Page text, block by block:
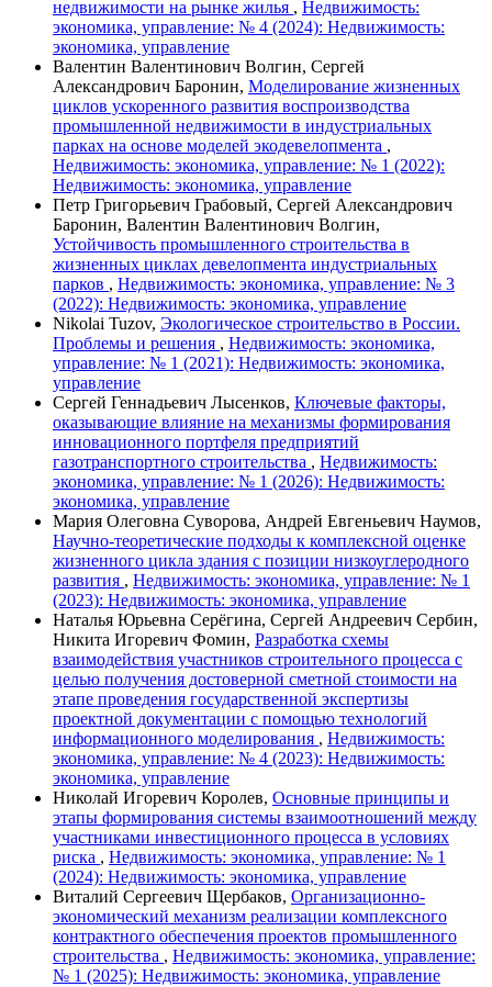
недвижимости на рынке жилья , Недвижимость:
экономика, управление: № 4 (2024): Недвижимость:
экономика, управление
Валентин Валентинович Волгин, Сергей
Александрович Баронин, Моделирование жизненных
циклов ускоренного развития воспроизводства
промышленной недвижимости в индустриальных
парках на основе моделей экодевелопмента ,
Недвижимость: экономика, управление: № 1 (2022):
Недвижимость: экономика, управление
Петр Григорьевич Грабовый, Сергей Александрович
Баронин, Валентин Валентинович Волгин,
Устойчивость промышленного строительства в
жизненных циклах девелопмента индустриальных
парков , Недвижимость: экономика, управление: № 3
(2022): Недвижимость: экономика, управление
Nikolai Tuzov, Экологическое строительство в России.
Проблемы и решения , Недвижимость: экономика,
управление: № 1 (2021): Недвижимость: экономика,
управление
Сергей Геннадьевич Лысенков, Ключевые факторы,
оказывающие влияние на механизмы формирования
инновационного портфеля предприятий
газотранспортного строительства , Недвижимость:
экономика, управление: № 1 (2026): Недвижимость:
экономика, управление
Мария Олеговна Суворова, Андрей Евгеньевич Наумов,
Научно-теоретические подходы к комплексной оценке
жизненного цикла здания с позиции низкоуглеродного
развития , Недвижимость: экономика, управление: № 1
(2023): Недвижимость: экономика, управление
Наталья Юрьевна Серёгина, Сергей Андреевич Сербин,
Никита Игоревич Фомин, Разработка схемы
взаимодействия участников строительного процесса с
целью получения достоверной сметной стоимости на
этапе проведения государственной экспертизы
проектной документации с помощью технологий
информационного моделирования , Недвижимость:
экономика, управление: № 4 (2023): Недвижимость:
экономика, управление
Николай Игоревич Королев, Основные принципы и
этапы формирования системы взаимоотношений между
участниками инвестиционного процесса в условиях
риска , Недвижимость: экономика, управление: № 1
(2024): Недвижимость: экономика, управление
Виталий Сергеевич Щербаков, Организационно-
экономический механизм реализации комплексного
контрактного обеспечения проектов промышленного
строительства , Недвижимость: экономика, управление:
№ 1 (2025): Недвижимость: экономика, управление